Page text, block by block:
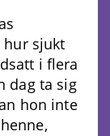
hur sjukt
i flera
dag ta sig
hon inte